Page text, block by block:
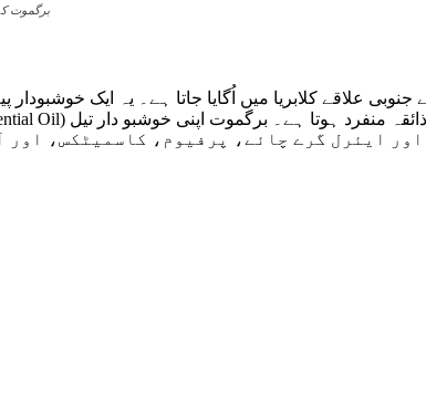
برگموت
علاقے کلابریا میں اُگایا جاتا ہے۔ یہ ایک خوشبودار
ایئرل گرے چائے، پرفیوم، کاسمیٹکس، اور